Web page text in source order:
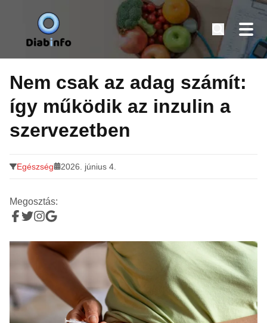
Tovább
tartalomra
Diabinfo.hu – Információk cukorbetegeknek
Nem csak az adag számít:
így működik az inzulin a
szervezetben
Egészség 2026. június 4.
Megosztás: